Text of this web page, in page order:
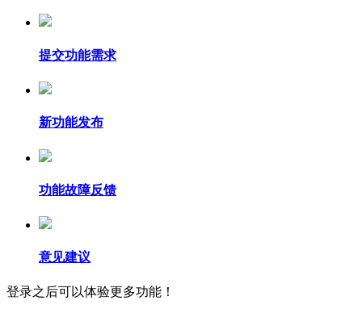
提交功能需求
新功能发布
功能故障反馈
意见建议
登录之后可以体验更多功能！